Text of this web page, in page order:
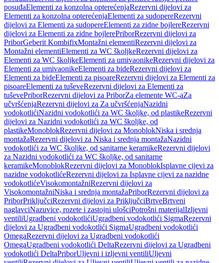
posuđaElementi za konzolna opterećenjaRezervni dijelovi za
Elementi za konzolna opterećenjaElementi za sudopereRezervni
dijelovi za Elementi za sudopereElementi za zidne bojlereRezervni
dijelovi za Elementi za zidne bojlerePriborRezervni dijelovi za
PriborGeberit KombifixMontažni elementiRezervni dijelovi za
Montažni elementiElementi za WC školjkeRezervni dijelovi za
Elementi za WC školjkeElementi za umivaonikeRezervni dijelovi za
Elementi za umivaonikeElementi za bideRezervni dijelovi za
Elementi za bideElementi za pisoareRezervni dijelovi za Elementi za
pisoareElementi za tuševeRezervni dijelovi za Elementi za
tuševePriborRezervni dijelovi za PriborZa elemente WC-aZa
učvršćenjaRezervni dijelovi za Za učvršćenjaNazidni
vodokotlićiNazidni vodokotlići za WC školjke, od plastikeRezervni
dijelovi za Nazidni vodokotlići za WC školjke, od
plastikeMonoblokRezervni dijelovi za MonoblokNiska i srednja
montažaRezervni dijelovi za Niska i srednja montažaNazidni
vodokotlići za WC školjke, od sanitarne keramikeRezervni dijelovi
za Nazidni vodokotlići za WC školjke, od sanitarne
keramikeMonoblokRezervni dijelovi za MonoblokIsplavne cijevi za
nazidne vodokotlićeRezervni dijelovi za Isplavne cijevi za nazidne
vodokotlićeVisokomontažniRezervni dijelovi za
VisokomontažniNiska i srednja montažaPriborRezervni dijelovi za
PriborPriključciRezervni dijelovi za PriključciBrtveBrtveni
naglavciNazuvice, rozete i zastojni ulošciPotrošni materijalIzljevni
ventiliUgradbeni vodokotlićiUgradbeni vodokotlići SigmaRezervni
dijelovi za Ugradbeni vodokotlići SigmaUgradbeni vodokotlići
OmegaRezervni dijelovi za Ugradbeni vodokotlići
OmegaUgradbeni vodokotlići DeltaRezervni dijelovi za Ugradbeni
vodokotlići DeltaPriborUljevni i izljevni ventiliUljevni